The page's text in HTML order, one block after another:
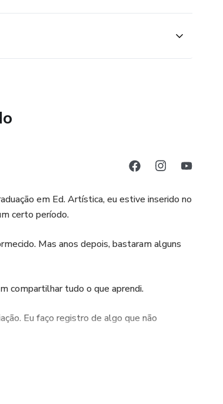
em Ed. Artística, eu estive inserido no
certo período.
Mas anos depois, bastaram alguns
compartilhar tudo o que aprendi.
Eu faço registro de algo que não